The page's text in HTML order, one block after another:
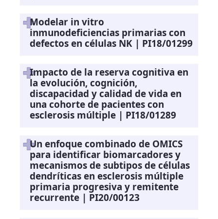
Modelar in vitro
inmunodeficiencias primarias con
defectos en células NK | PI18/01299
Impacto de la reserva cognitiva en
la evolución, cognición,
discapacidad y calidad de vida en
una cohorte de pacientes con
esclerosis múltiple | PI18/01289
Un enfoque combinado de OMICS
para identificar biomarcadores y
mecanismos de subtipos de células
dendríticas en esclerosis múltiple
primaria progresiva y remitente
recurrente | PI20/00123